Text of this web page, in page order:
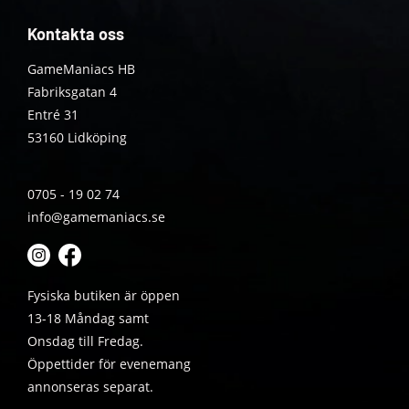
Kontakta oss
GameManiacs HB
Fabriksgatan 4
Entré 31
53160 Lidköping
0705 - 19 02 74
info@gamemaniacs.se
Fysiska butiken är öppen
13-18 Måndag samt
Onsdag till Fredag.
Öppettider för evenemang
annonseras separat.